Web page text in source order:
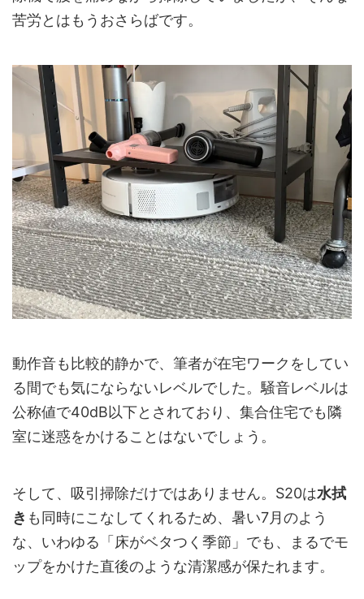
苦労とはもうおさらばです。
動作音も比較的静かで、筆者が在宅ワークをしてい
る間でも気にならないレベルでした。騒音レベルは
公称値で40dB以下とされており、集合住宅でも隣
室に迷惑をかけることはないでしょう。
そして、吸引掃除だけではありません。S20は水拭
き も同時にこなしてくれるため、暑い7月のよう
な、いわゆる「床がベタつく季節」でも、まるでモ
ップをかけた直後のような清潔感が保たれます。